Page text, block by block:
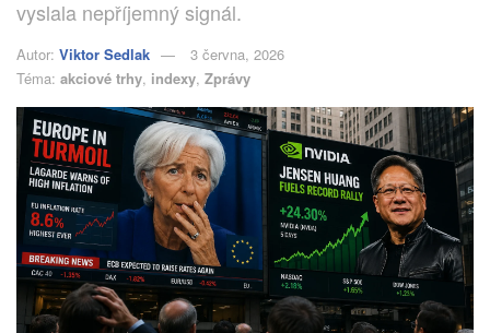
vyslala nepříjemný signál.
Autor: Viktor Sedlak
3 června, 2026
Téma: akciové trhy, indexy, Zprávy